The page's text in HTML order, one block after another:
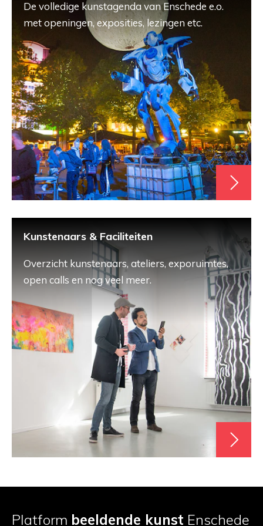
De volledige kunstagenda van Enschede e.o.
met openingen, exposities, lezingen etc.
Kunstenaars & Faciliteiten
Overzicht kunstenaars, ateliers, exporuimtes,
open calls en nog veel meer.
Platform beeldende kunst Enschede